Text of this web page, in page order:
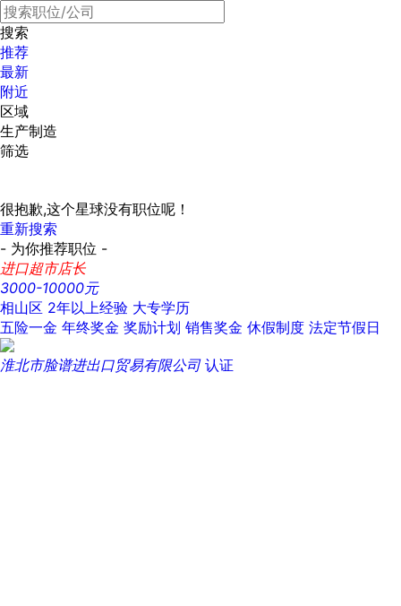
搜索
推荐
最新
附近
区域
生产制造
筛选
很抱歉,这个星球没有职位呢！
重新搜索
- 为你推荐职位 -
进口超市店长
3000-10000元
相山区 2年以上经验 大专学历
五险一金 年终奖金 奖励计划 销售奖金 休假制度 法定节假日
淮北市脸谱进出口贸易有限公司 认证